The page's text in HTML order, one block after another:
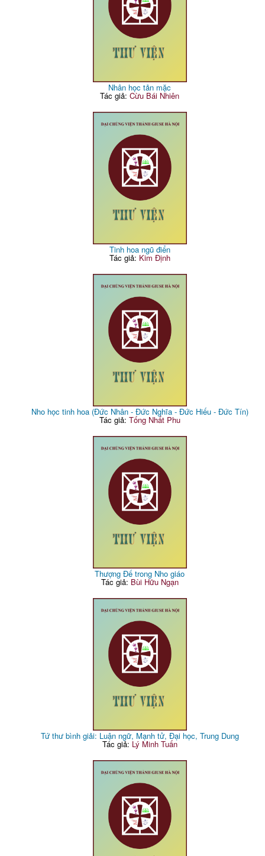
Nhân học tản mặc
Tác giả:Cừu Bái Nhiên
Tinh hoa ngũ điển
Tác giả: Kim Định
Nho học tinh hoa (Đức Nhân - Đức Nghĩa - Đức Hiếu - Đức Tín)
Tác giả: Tống Nhất Phu
Thượng Đế trong Nho giáo
Tác giả: Bùi Hữu Ngạn
Tứ thư bình giải: Luận ngữ, Mạnh tử, Đại học, Trung Dung
Tác giả: Lý Minh Tuấn